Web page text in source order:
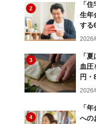
2
「
生年
する
3
「
血圧
円
4
「
への